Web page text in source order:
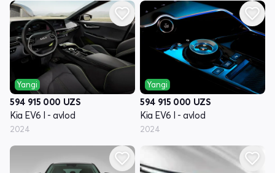
Yangi
594 915 000 UZS
Kia EV6 I - avlod
2024
Yangi
594 915 000 UZS
Kia EV6 I - avlod
2024